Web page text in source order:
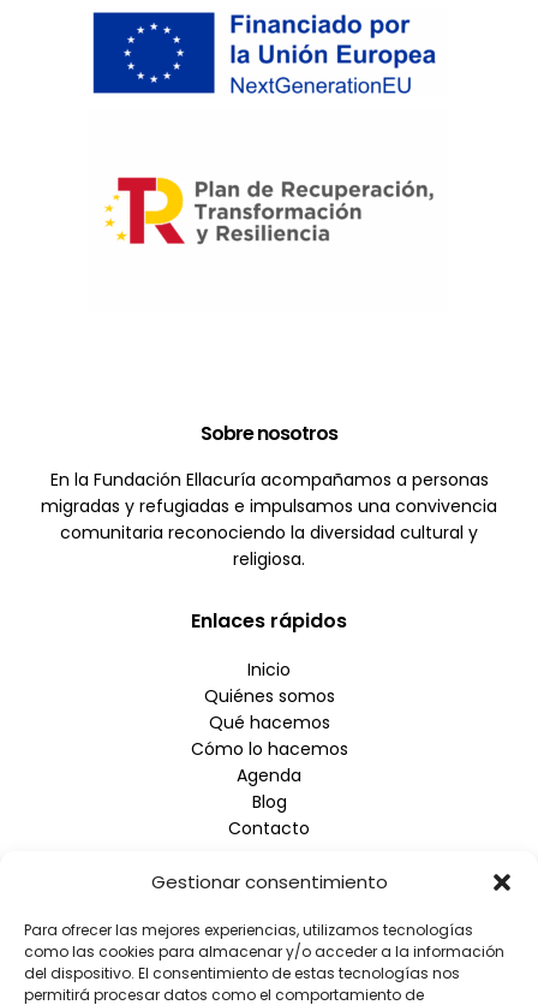
Gestionar consentimiento
Para ofrecer las mejores experiencias, utilizamos tecnologías
como las cookies para almacenar y/o acceder a la información
del dispositivo. El consentimiento de estas tecnologías nos
permitirá procesar datos como el comportamiento de
Sobre nosotros
En la Fundación Ellacuría acompañamos a personas
migradas y refugiadas e impulsamos una convivencia
comunitaria reconociendo la diversidad cultural y
religiosa.
Enlaces rápidos
Inicio
Quiénes somos
Qué hacemos
Cómo lo hacemos
Agenda
Blog
Contacto
Empresa
Aviso Legal
Política de Privacidad
Política de Cookies